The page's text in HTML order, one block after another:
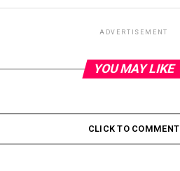
ADVERTISEMENT
YOU MAY LIKE
CLICK TO COMMENT